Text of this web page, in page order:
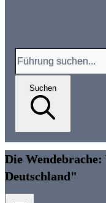
Suchen
Die
Deutschland"